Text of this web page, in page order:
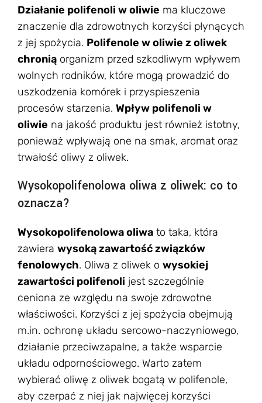
Działanie polifenoli w oliwie ma kluczowe
znaczenie dla zdrowotnych korzyści płynących
z jej spożycia. Polifenole w oliwie z oliwek
chronią organizm przed szkodliwym wpływem
wolnych rodników, które mogą prowadzić do
uszkodzenia komórek i przyspieszenia
procesów starzenia. Wpływ polifenoli w
oliwie na jakość produktu jest również istotny,
ponieważ wpływają one na smak, aromat oraz
trwałość oliwy z oliwek.
Wysokopolifenolowa oliwa z oliwek: co to
oznacza?
Wysokopolifenolowa oliwa to taka, która
zawiera wysoką zawartość związków
fenolowych. Oliwa z oliwek o wysokiej
zawartości polifenoli jest szczególnie
ceniona ze względu na swoje zdrowotne
właściwości. Korzyści z jej spożycia obejmują
m.in. ochronę układu sercowo-naczyniowego,
działanie przeciwzapalne, a także wsparcie
układu odpornościowego. Warto zatem
wybierać oliwę z oliwek bogatą w polifenole,
aby czerpać z niej jak najwięcej korzyści